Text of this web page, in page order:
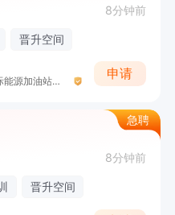
8分钟前
晋升空间
潢川县吉利加油站（中国国际能源加油站）（原水利加油站）
申请
急聘
8分钟前
晋升空间